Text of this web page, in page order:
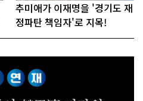
추미애가 이재명을 '경기도 재
정파탄 책임자'로 지목!